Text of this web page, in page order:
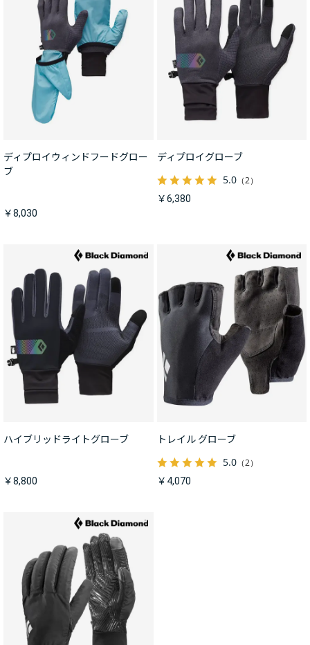
ディプロイウィンドフードグロー
ブ
￥8,030
ディプロイグローブ
5.0（2）
￥6,380
ハイブリッドライトグローブ
￥8,800
トレイル グローブ
5.0（2）
￥4,070